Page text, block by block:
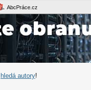
AbcPráce.cz
hledá autory!